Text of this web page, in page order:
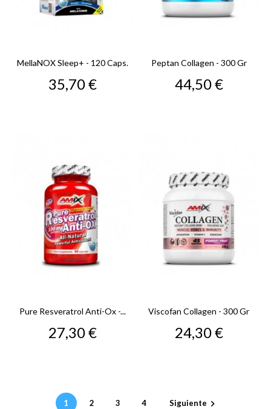
MellaNOX Sleep+ - 120 Caps.
Precio
35,70 €
Peptan Collagen - 300 Gr
Precio
44,50 €
Pure Resveratrol Anti-Ox -...
Precio
27,30 €
Viscofan Collagen - 300 Gr
Precio
24,30 €
1 2 3 4 Siguiente 